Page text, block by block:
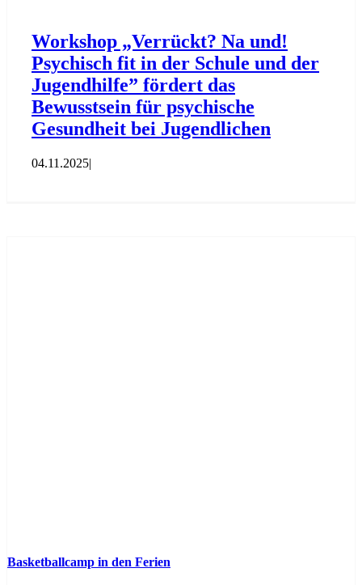
Workshop „Verrückt? Na und!
Psychisch fit in der Schule und der
Jugendhilfe” fördert das
Bewusstsein für psychische
Gesundheit bei Jugendlichen
04.11.2025|
Basketballcamp in den Ferien